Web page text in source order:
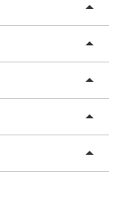
arrow_drop_up
arrow_drop_up
arrow_drop_up
arrow_drop_up
arrow_drop_up